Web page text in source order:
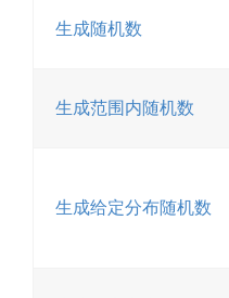
生成随机数
生成范围内随机数
生成给定分布随机数